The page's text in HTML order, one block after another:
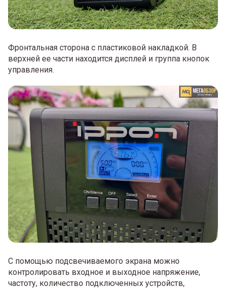
Фронтальная сторона с пластиковой накладкой. В
верхней ее части находится дисплей и группа кнопок
управления.
С помощью подсвечиваемого экрана можно
контролировать входное и выходное напряжение,
частоту, количество подключенных устройств,